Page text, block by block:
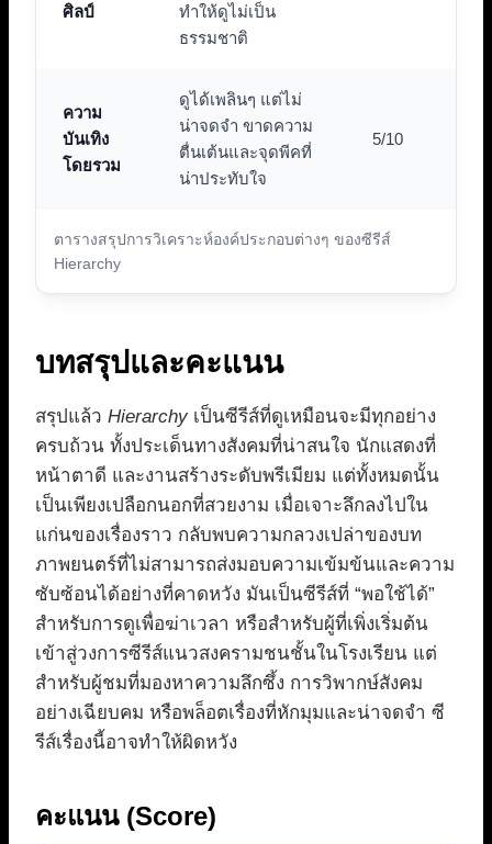
ตารางสรุปการวิเคราะห์องค์ประกอบต่างๆ ของซีรีส์
Hierarchy
ศิลป์
ทำให้ดูไม่เป็น
ธรรมชาติ
ความ
บันเทิง
โดยรวม
ดูได้เพลินๆ แต่ไม่
น่าจดจำ ขาดความ
ตื่นเต้นและจุดพีคที่
น่าประทับใจ
5/10
บทสรุปและคะแนน
สรุปแล้ว Hierarchy เป็นซีรีส์ที่ดูเหมือนจะมีทุกอย่าง
ครบถ้วน ทั้งประเด็นทางสังคมที่น่าสนใจ นักแสดงที่
หน้าตาดี และงานสร้างระดับพรีเมียม แต่ทั้งหมดนั้น
เป็นเพียงเปลือกนอกที่สวยงาม เมื่อเจาะลึกลงไปใน
แก่นของเรื่องราว กลับพบความกลวงเปล่าของบท
ภาพยนตร์ที่ไม่สามารถส่งมอบความเข้มข้นและความ
ซับซ้อนได้อย่างที่คาดหวัง มันเป็นซีรีส์ที่ “พอใช้ได้”
สำหรับการดูเพื่อฆ่าเวลา หรือสำหรับผู้ที่เพิ่งเริ่มต้น
เข้าสู่วงการซีรีส์แนวสงครามชนชั้นในโรงเรียน แต่
สำหรับผู้ชมที่มองหาความลึกซึ้ง การวิพากษ์สังคม
อย่างเฉียบคม หรือพล็อตเรื่องที่หักมุมและน่าจดจำ ซี
รีส์เรื่องนี้อาจทำให้ผิดหวัง
คะแนน (Score)